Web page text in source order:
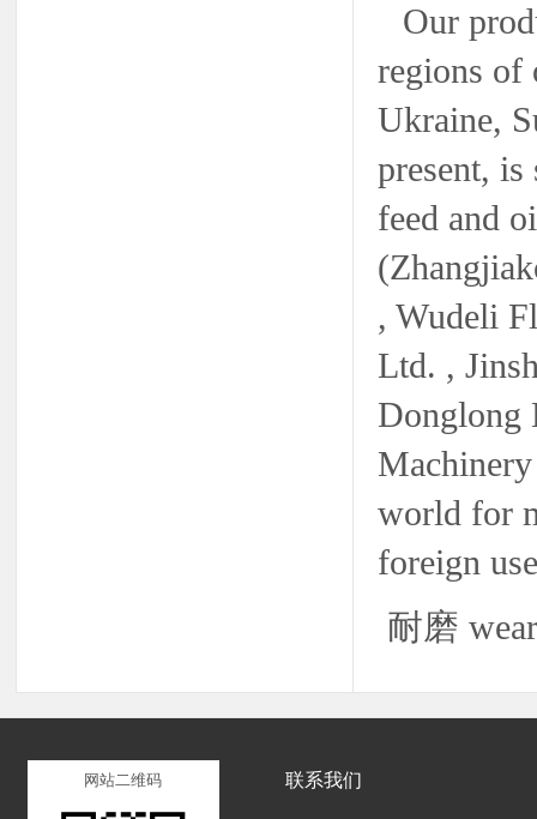
Our
regions of
Ukraine,
present,
feed and
, Wudeli
Ltd. ,
Donglong
world for
foreign
耐磨
网站二维码 联系我们